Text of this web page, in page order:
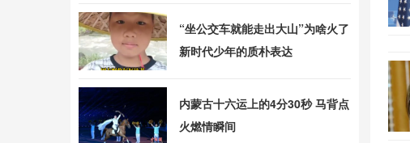
“坐公交车就能走出大山”为啥火了
新时代少年的质朴表达
内蒙古十六运上的4分30秒 马背点
火燃情瞬间